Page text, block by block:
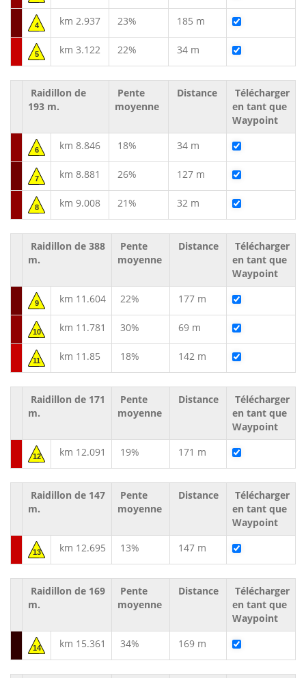
4 km 2.937 23% 185 m
5 km 3.122 22% 34 m
Raidillon de
193 m.
Pente
moyenne
Distance
Télécharger
en tant que
Waypoint
6 km 8.846 18% 34 m
7 km 8.881 26% 127 m
8 km 9.008 21% 32 m
Raidillon de 388
m.
Pente
moyenne
Distance
Télécharger
en tant que
Waypoint
9 km 11.604 22% 177 m
10 km 11.781 30% 69 m
11 km 11.85 18% 142 m
Raidillon de 171
m.
Pente
moyenne
Distance
Télécharger
en tant que
Waypoint
12 km 12.091 19% 171 m
Raidillon de 147
m.
Pente
moyenne
Distance
Télécharger
en tant que
Waypoint
13 km 12.695 13% 147 m
Raidillon de 169
m.
Pente
moyenne
Distance
Télécharger
en tant que
Waypoint
14 km 15.361 34% 169 m